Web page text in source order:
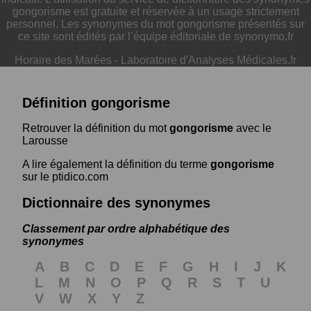
gongorisme est gratuite et réservée à un usage strictement
personnel. Les synonymes du mot gongorisme présentés sur
ce site sont édités par l’équipe éditoriale de synonymo.fr
Horaire des Marées - Laboratoire d'Analyses Médicales.fr
Définition gongorisme
Retrouver la définition du motgongorisme avec le
Larousse
A lire également la définition du terme gongorisme
sur le ptidico.com
Dictionnaire des synonymes
Classement par ordre alphabétique des
synonymes
A B C D E F G H I J
K
L
M N O P Q R S T
U
V
W X Y Z